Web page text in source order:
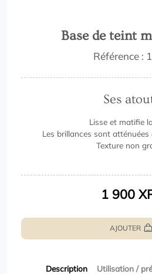
Base de teint
Référence :
Ses
Lisse et matifie
Les brillances sont
Texture non
1 900
AJOUTER
Description
Utilisation /